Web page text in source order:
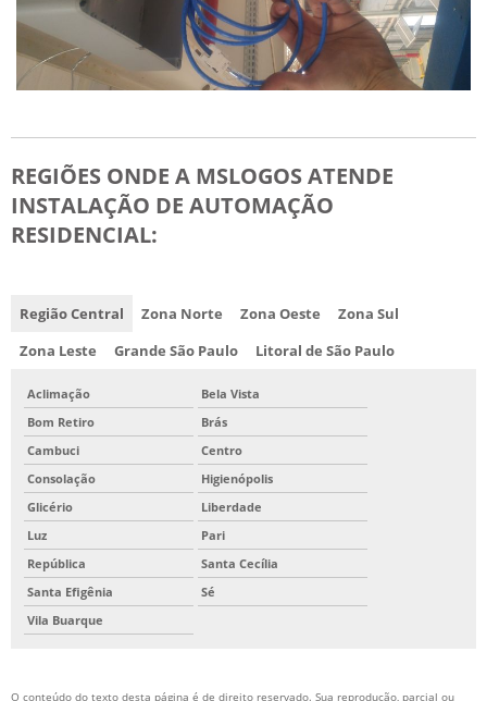
REGIÕES ONDE A MSLOGOS ATENDE
INSTALAÇÃO DE AUTOMAÇÃO
RESIDENCIAL:
Região Central Zona Norte Zona Oeste
Zona Sul
Zona Leste
Grande São Paulo Litoral de São Paulo
Aclimação
Bela Vista
Bom Retiro
Brás
Cambuci
Centro
Consolação
Higienópolis
Glicério
Liberdade
Luz
Pari
República
Santa Cecília
Santa Efigênia
Sé
Vila Buarque
O conteúdo do texto desta página é de direito reservado. Sua reprodução, parcial ou